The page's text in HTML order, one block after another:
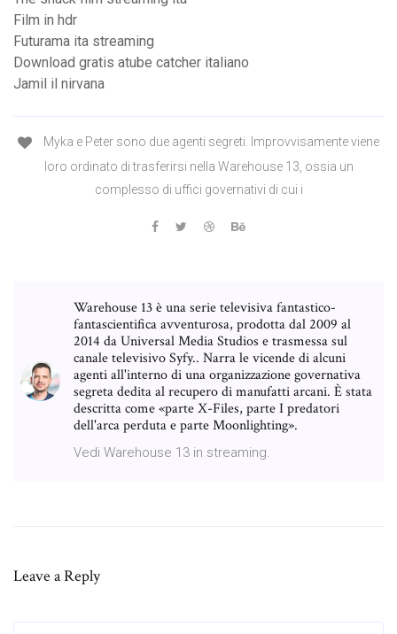
Film in hdr
Futurama ita streaming
Download gratis atube catcher italiano
Jamil il nirvana
Myka e Peter sono due agenti segreti. Improvvisamente viene
loro ordinato di trasferirsi nella Warehouse 13, ossia un
complesso di uffici governativi di cui i
Warehouse 13 è una serie televisiva fantastico-
fantascientifica avventurosa, prodotta dal 2009 al
2014 da Universal Media Studios e trasmessa sul
canale televisivo Syfy.. Narra le vicende di alcuni
agenti all'interno di una organizzazione governativa
segreta dedita al recupero di manufatti arcani. È stata
descritta come «parte X-Files, parte I predatori
dell'arca perduta e parte Moonlighting».
Vedi Warehouse 13 in streaming.
Leave a Reply